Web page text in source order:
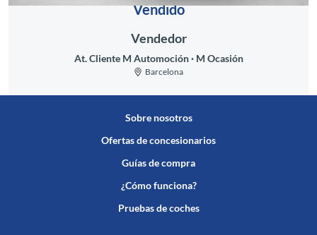
Vendido
Vendedor
At. Cliente M Automoción M Ocasión
Barcelona
Sobre nosotros
Ofertas de concesionarios
Guías de compra
¿Cómo funciona?
Pruebas de coches